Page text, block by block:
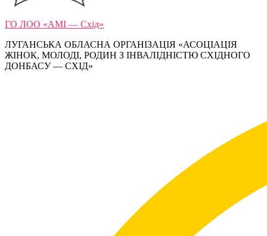
ГО ЛОО «АМІ — Схід»
ЛУГАНСЬКА ОБЛАСНА ОРГАНІЗАЦІЯ «АСОЦІАЦІЯ
ЖІНОК, МОЛОДІ, РОДИН З ІНВАЛІДНІСТЮ СХІДНОГО
ДОНБАСУ — СХІД»